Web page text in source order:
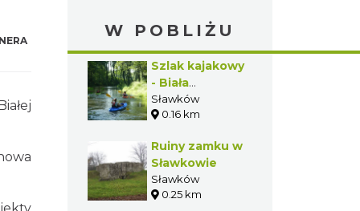
W POBLIŻU
Szlak kajakowy
- Biała
Przemsza
Sławków
0.16 km
Ruiny zamku w
Sławkowie
Sławków
0.25 km